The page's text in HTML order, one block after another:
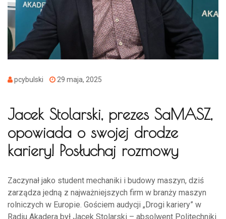
pcybulski 29 maja, 2025
Jacek Stolarski, prezes SaMASZ,
opowiada o swojej drodze
kariery! Posłuchaj rozmowy
Zaczynał jako student mechaniki i budowy maszyn, dziś
zarządza jedną z najważniejszych firm w branży maszyn
rolniczych w Europie. Gościem audycji „Drogi kariery” w
Radiu Akadera był Jacek Stolarski – absolwent Politechniki